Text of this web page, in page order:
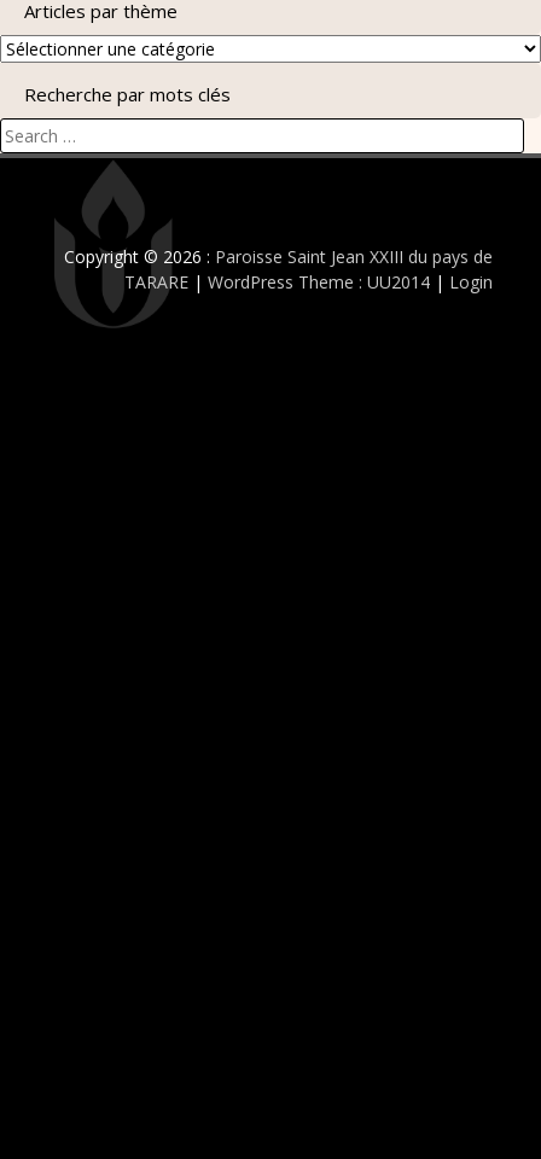
Articles par thème
Articles
thèmeRecherche par mots clés
Search
for:
Copyright © 2026 : Paroisse Saint Jean XXIII du pays de
TARARE | WordPress Theme : UU2014 | Login